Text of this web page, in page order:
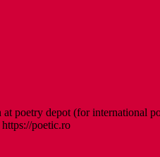
poetry depot (for
poetic.ro